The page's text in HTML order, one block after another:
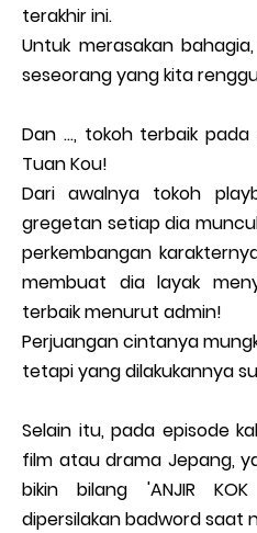
terakhir ini.
Untuk merasakan
seseorang yang kita
Dan ..., tokoh terbaik
Tuan Kou!
Dari awalnya tokoh
gregetan setiap dia
perkembangan
membuat dia layak
terbaik menurut admin!
Perjuangan cintanya
tetapi yang dilakukannya
Selain itu, pada episode
film atau drama Jepang,
bikin bilang 'ANJIR
dipersilakan badword saat